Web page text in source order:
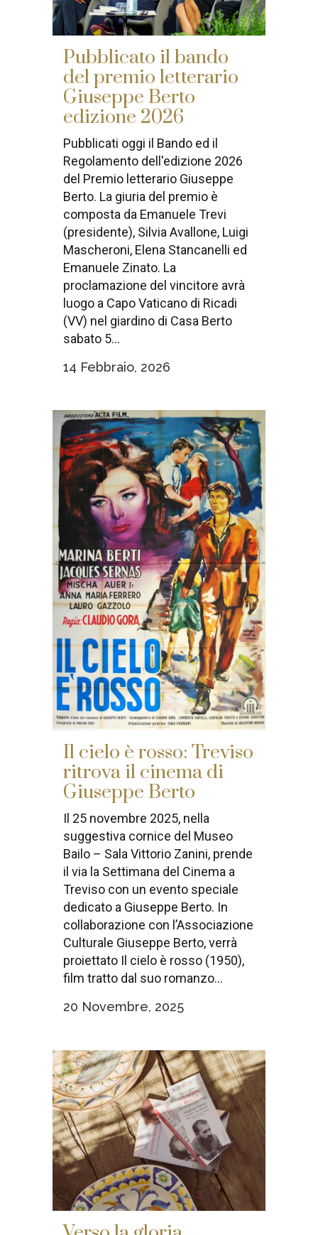
Pubblicato il bando
del premio letterario
Giuseppe Berto
edizione 2026
Pubblicati oggi il Bando ed il
Regolamento dell'edizione 2026
del Premio letterario Giuseppe
Berto. La giuria del premio è
composta da Emanuele Trevi
(presidente), Silvia Avallone, Luigi
Mascheroni, Elena Stancanelli ed
Emanuele Zinato. La
proclamazione del vincitore avrà
luogo a Capo Vaticano di Ricadi
(VV) nel giardino di Casa Berto
sabato 5...
14 Febbraio, 2026
Il cielo è rosso: Treviso
ritrova il cinema di
Giuseppe Berto
Il 25 novembre 2025, nella
suggestiva cornice del Museo
Bailo – Sala Vittorio Zanini, prende
il via la Settimana del Cinema a
Treviso con un evento speciale
dedicato a Giuseppe Berto. In
collaborazione con l’Associazione
Culturale Giuseppe Berto, verrà
proiettato Il cielo è rosso (1950),
film tratto dal suo romanzo...
20 Novembre, 2025